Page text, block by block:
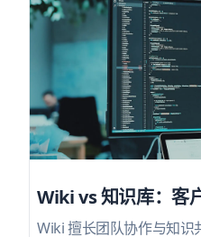
Wiki vs 知识库：客
Wiki 擅长团队协作与知识